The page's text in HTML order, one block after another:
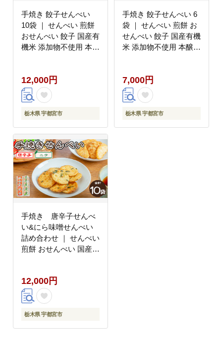
手焼き 餃子せんべい
10袋 ｜ せんべい 煎餅
おせんべい 餃子 国産有
機米 添加物不使用 本醸
にんにく
12,000円
栃木県 宇都宮市
手焼き 餃子せんべい 6
袋 ｜ せんべい 煎餅 お
せんべい 餃子 国産有機
米 添加物不使用 本醸造
んにく
7,000円
栃木県 宇都宮市
手焼き 唐辛子せんべ
い&にら味噌せんべい
詰め合わせ ｜ せんべい
煎餅 おせんべい 国産有
12,000円
栃木県 宇都宮市